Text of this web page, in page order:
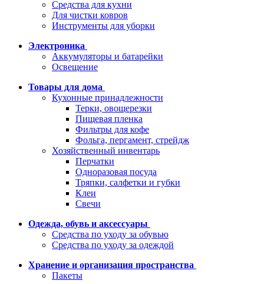
Средства для кухни
Для чистки ковров
Инструменты для уборки
Электроника
Аккумуляторы и батарейки
Освещение
Товары для дома
Кухонные принадлежности
Терки, овощерезки
Пищевая пленка
Фильтры для кофе
Фольга, пергамент, стрейдж
Хозяйственный инвентарь
Перчатки
Одноразовая посуда
Тряпки, салфетки и губки
Клеи
Свечи
Одежда, обувь и аксессуары
Средства по уходу за обувью
Средства по уходу за одеждой
Хранение и организация пространства
Пакеты